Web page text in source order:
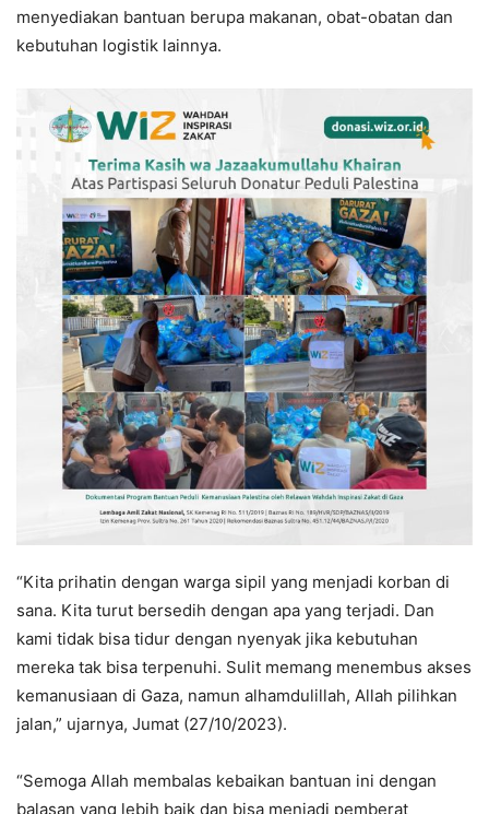
menyediakan bantuan berupa makanan, obat-obatan dan
kebutuhan logistik lainnya.
“Kita prihatin dengan warga sipil yang menjadi korban di
sana. Kita turut bersedih dengan apa yang terjadi. Dan
kami tidak bisa tidur dengan nyenyak jika kebutuhan
mereka tak bisa terpenuhi. Sulit memang menembus akses
kemanusiaan di Gaza, namun alhamdulillah, Allah pilihkan
jalan,” ujarnya, Jumat (27/10/2023).
“Semoga Allah membalas kebaikan bantuan ini dengan
balasan yang lebih baik dan bisa menjadi pemberat